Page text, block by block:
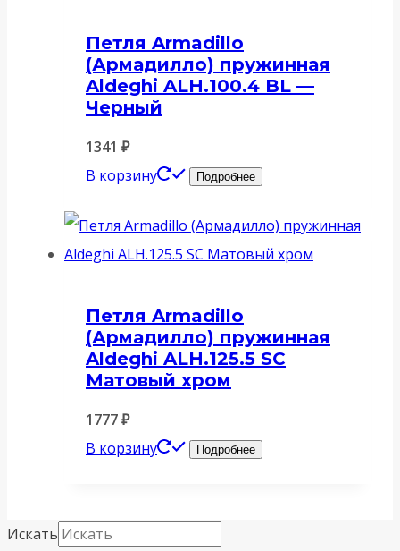
Петля Armadillo
(Армадилло) пружинная
Aldeghi ALH.100.4 BL —
Черный
1341 ₽
В корзину
Подробнее
Петля Armadillo
(Армадилло) пружинная
Aldeghi ALH.125.5 SC
Матовый хром
1777₽
В корзину
Подробнее
Искать